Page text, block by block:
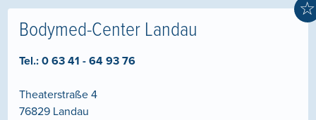
☆
Bodymed-Center Landau
Tel.:0 63 41 - 64 93 76
Theaterstraße 4
76829 Landau